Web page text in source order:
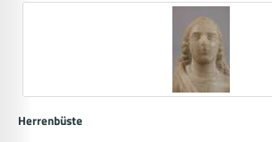
Herrenbüste